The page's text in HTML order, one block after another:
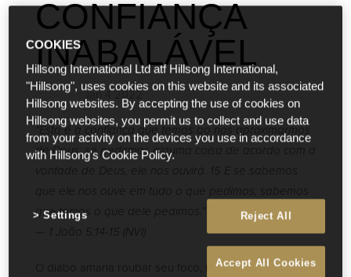
CONFIANÇA
INABALÁVEL
Jan 4 2022
“Esta é a confiança que temos ao nos aproximarmos
de Deus: se pedirmos alguma coisa de acordo com a
vontade de Deus, ele nos ouvirá. 15 E se sabemos
que ele nos ouve em tudo o que pedimos, sabemos
que temos o que dele pedimos.”
— 1 João 5:14-15 (NVI)
O diabo amaria roubar seu foco, matar sua
COOKIES
Hillsong International Ltd atf Hillsong International,
"Hillsong", uses cookies on this website and its associated
Hillsong websites. By accepting the use of cookies on
Hillsong websites, you permit us to collect and use data
from your activity on the devices you use in accordance
with Hillsong's Cookie Policy.
Reject All
Accept All Cookies
Settings